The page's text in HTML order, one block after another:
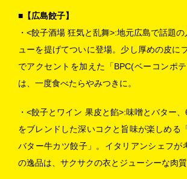
■【広島餃子】
・<餃子酒場 狂気と乱舞>:地元広島で話題
ューを提げてついに登場。少し厚めの皮に
でアクセントを加えた
「BPC(ベーコンポ
は、一度食べたらやみつきに。
・<餃子とワイン 果皮と餡>:味噌とバター
をブレンドした深いコクと旨味が楽しめる
バター牛カツ餃子」。 イタリアンシェフが
の逸品は、サクサクの衣とジューシーな肉質